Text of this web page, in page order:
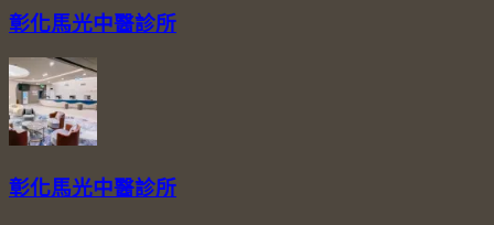
彰化馬光中醫診所
彰化馬光中醫診所